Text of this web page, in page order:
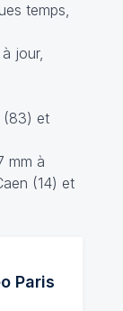
temps,
jour,
(83) et
mm à
(14) et
Paris